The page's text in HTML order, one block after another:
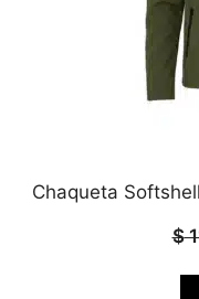
Chaqueta
$